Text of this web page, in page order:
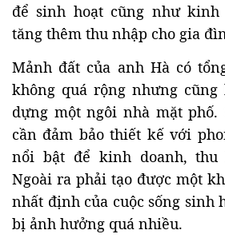
để sinh hoạt cũng như kinh
tăng thêm thu nhập cho gia
Mảnh đất của anh Hà có
không quá rộng nhưng
dựng một ngôi nhà mặt
cần đảm bảo thiết kế với
nổi bật để kinh doanh, thu
Ngoài ra phải tạo được một
nhất định của cuộc sống sinh
bị ảnh hưởng quá nhiều.